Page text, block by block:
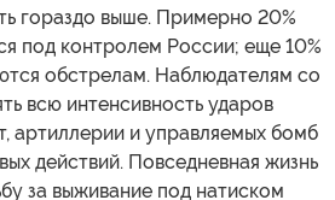
гораздо выше. Примерно 20%
под контролем России; еще 10%
обстрелам. Наблюдателям со
всю интенсивность ударов
артиллерии и управляемых бомб
действий. Повседневная жизнь
за выживание под натиском